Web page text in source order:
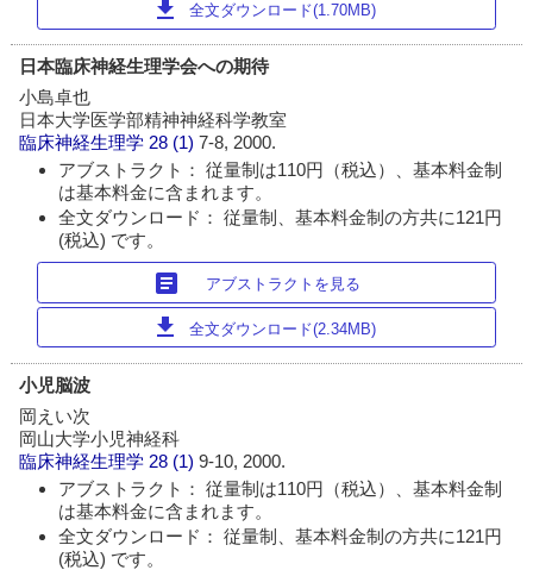
download 全文ダウンロード(1.70MB)
日本臨床神経生理学会への期待
小島卓也
日本大学医学部精神神経科学教室
臨床神経生理学 28 (1)7-8, 2000.
アブストラクト： 従量制は110円（税込）、基本料金制
は基本料金に含まれます。
全文ダウンロード： 従量制、基本料金制の方共に121円
(税込) です。
article アブストラクトを見る
download 全文ダウンロード(2.34MB)
小児脳波
岡えい次
岡山大学小児神経科
臨床神経生理学 28 (1)9-10, 2000.
アブストラクト： 従量制は110円（税込）、基本料金制
は基本料金に含まれます。
全文ダウンロード： 従量制、基本料金制の方共に121円
(税込) です。